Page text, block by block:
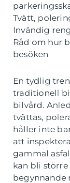
Tvätt,
Invändig
Råd om hur
besöken
En tydlig
traditionell
bilvård.
tvättas,
håller inte
att
gammal
kan bli
begynnande